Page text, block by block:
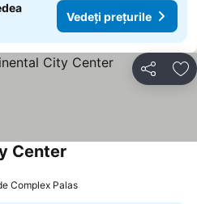
Vedeți prețurile
Distribuiți
Center
Complex Palas